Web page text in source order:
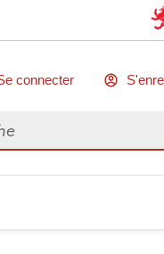
connecter
des données